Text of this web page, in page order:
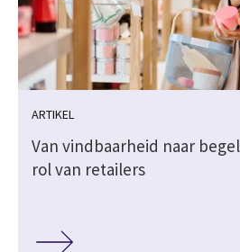
ARTIKEL
Van vindbaarheid naar
rol van retailers